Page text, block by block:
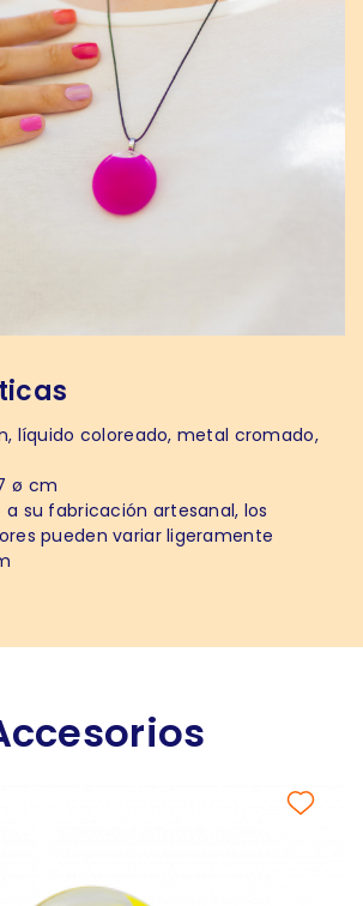
líquido coloreado, metal cromado,
ø cm
a su fabricación artesanal, los
pueden variar ligeramente